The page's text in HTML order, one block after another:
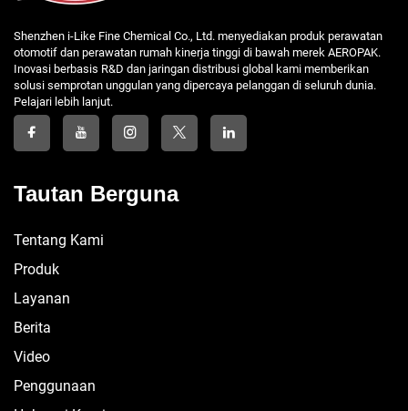
Shenzhen i-Like Fine Chemical Co., Ltd. menyediakan produk perawatan
otomotif dan perawatan rumah kinerja tinggi di bawah merek AEROPAK.
Inovasi berbasis R&D dan jaringan distribusi global kami memberikan
solusi semprotan unggulan yang dipercaya pelanggan di seluruh dunia.
Pelajari lebih lanjut.
Tautan Berguna
Tentang Kami
Produk
Layanan
Berita
Video
Penggunaan